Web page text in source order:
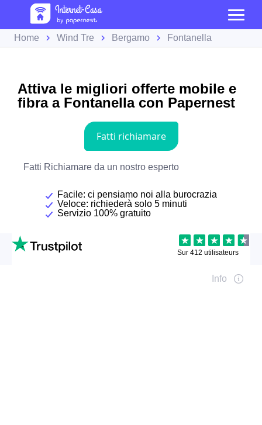
Home Wind Tre Bergamo Fontanella